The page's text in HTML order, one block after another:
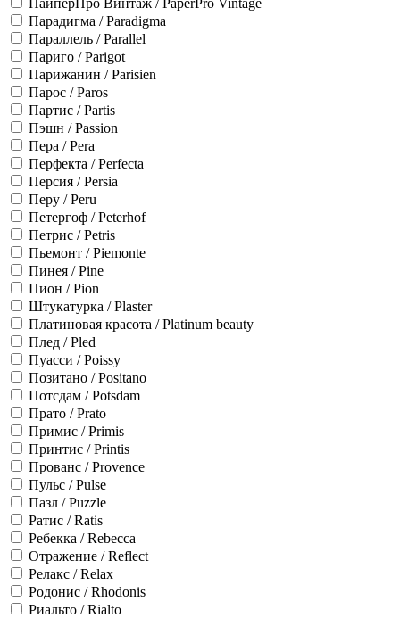
Парадигма / Paradigma
Параллель / Parallel
Париго / Parigot
Парижанин / Parisien
Парос / Paros
Партис / Partis
Пэшн / Passion
Пера / Pera
Перфекта / Perfecta
Персия / Persia
Перу / Peru
Петергоф / Peterhof
Петрис / Petris
Пьемонт / Piemonte
Пинея / Pine
Пион / Pion
Штукатурка / Plaster
Платиновая красота / Platinum beauty
Плед / Pled
Пуасси / Poissy
Позитано / Positano
Потсдам / Potsdam
Прато / Prato
Примис / Primis
Принтис / Printis
Прованс / Provence
Пульс / Pulse
Пазл / Puzzle
Ратис / Ratis
Ребекка / Rebecca
Отражение / Reflect
Релакс / Relax
Родонис / Rhodonis
Риальто / Rialto